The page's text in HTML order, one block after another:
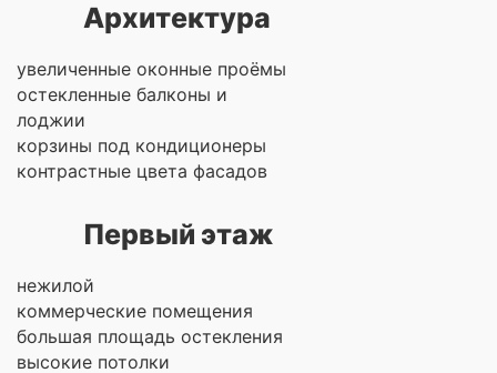
Архитектура
увеличенные оконные проёмы
остекленные балконы и
лоджии
корзины под кондиционеры
контрастные цвета фасадов
Первый этаж
нежилой
коммерческие помещения
большая площадь остекления
высокие потолки